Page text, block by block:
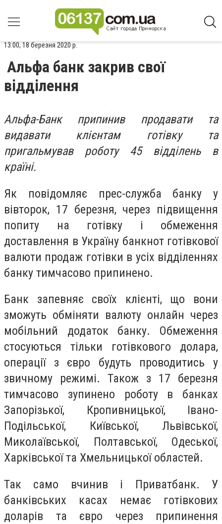
13:00, 18 березня 2020 р.
Альфа банк закрив свої
відділення
Альфа-Банк припинив продавати та
видавати клієнтам готівку та
пригальмував роботу 45 відділень в
країні.
Як повідомляє прес-служба банку у
вівторок, 17 березня, через підвищення
попиту на готівку і обмеження
доставлення в Україну банкнот готівкової
валюти продаж готівки в усіх відділеннях
банку тимчасово припинено.
Банк запевняє своїх клієнті, що вони
зможуть обміняти валюту онлайн через
мобільний додаток банку. Обмеження
стосуються тільки готівкового долара,
операції з євро будуть проводитись у
звичному режимі. Також з 17 березня
тимчасово зупинено роботу в банках
Запорізької, Кропивницької, Івано-
Подільської, Київської, Львівської,
Миколаївської, Полтавської, Одеської,
Харківської та Хмельницької областей.
Так само вчинив і Приватбанк. У
банківських касах немає готівкових
доларів та євро через припинення